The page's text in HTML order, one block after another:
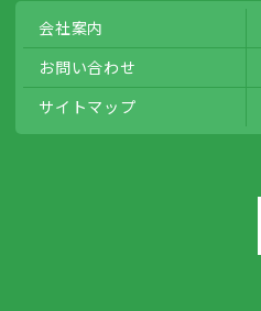
会社案内
お問い合わせ
サイトマップ